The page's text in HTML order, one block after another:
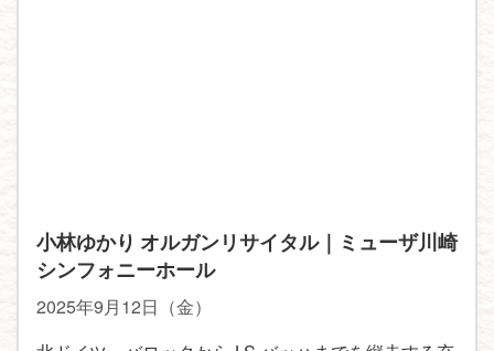
小林ゆかり オルガンリサイタル｜ミューザ川崎
シンフォニーホール
2025年9月12日（金）